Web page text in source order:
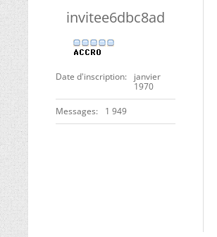
invitee6dbc8ad
Date d'inscription
janvier
1970
Messages 1 949